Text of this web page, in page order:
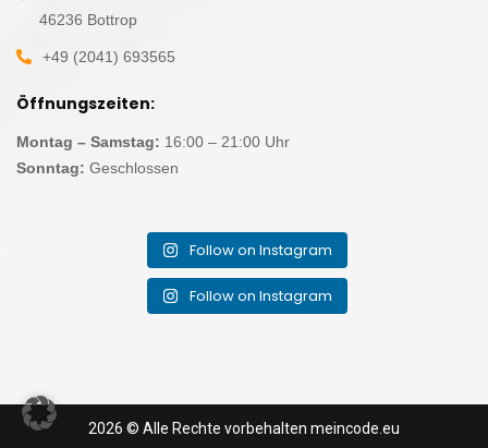
46236 Bottrop
+49 (2041) 693565
Öffnungszeiten:
Montag – Samstag: 16:00 – 21:00 Uhr
Sonntag: Geschlossen
Follow on Instagram
Follow on Instagram
2026 © Alle Rechte vorbehalten meincode.eu